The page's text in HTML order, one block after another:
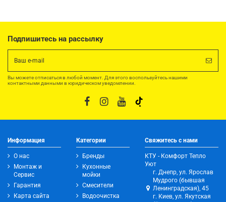
Подпишитесь на рассылку
Вы можете отписаться в любой момент. Для этого воспользуйтесь нашими
контактными данными в юридическом уведомлении.
Информация
О нас
Монтаж и
Сервис
Гарантия
Карта сайта
Категории
Бренды
Кухонные
мойки
Смесители
Водоочистка
Свяжитесь с нами
КТУ - Комфорт Тепло
Уют
г. Днепр, ул. Ярослав
Мудрого (бывшая
Ленинградская), 45
г. Киев, ул. Якутская